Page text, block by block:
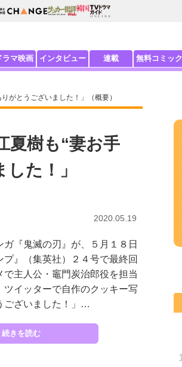
ラマ映画 インタビュー 連載 無料コミック
がとうございました！」（概要）
夏樹も“妻お手
た！」
2020.05.19
『鬼滅の刃』が、５月１８日
』（集英社）２４号で最終回
で主人公・竈門炭治郎役を担当
ツイッターで自作のクッキー写
ございました！」…
続きを読む